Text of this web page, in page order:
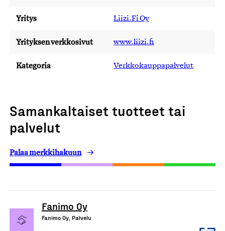
Yritys Liizi.Fi Oy
Yrityksen verkkosivut www.liizi.fi
Kategoria Verkkokauppapalvelut
Samankaltaiset tuotteet tai
palvelut
Palaa merkkihakuun
Fanimo Oy
Fanimo Oy, Palvelu